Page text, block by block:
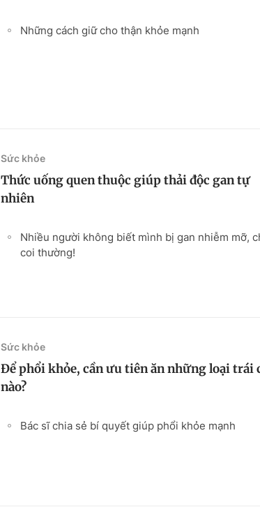
Những cách giữ cho thận khỏe mạnh
Sức khỏe
Thức uống quen thuộc giúp thải độc gan tự
nhiên
Nhiều người không biết mình bị gan nhiễm mỡ,
coi thường!
Sức khỏe
Để phổi khỏe, cần ưu tiên ăn những loại trái
nào?
Bác sĩ chia sẻ bí quyết giúp phổi khỏe mạnh